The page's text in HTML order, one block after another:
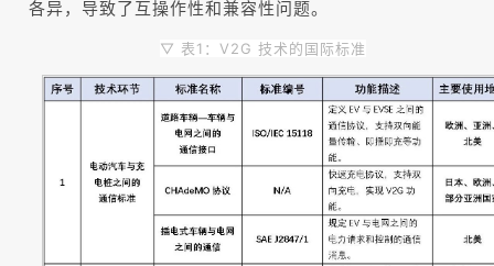
各异，导致了互操作性和兼容性问题。
▽ 表1：V2G 技术的国际标准